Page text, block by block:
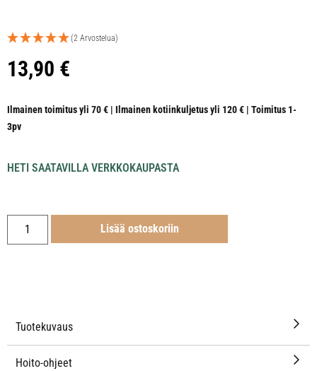
(2 Arvostelua)
13,90 €
Ilmainen toimitus yli 70 € | Ilmainen kotiinkuljetus yli 120 € | Toimitus 1-
3pv
HETI SAATAVILLA VERKKOKAUPASTA
Lisää ostoskoriin
Tuotekuvaus
Hoito-ohjeet